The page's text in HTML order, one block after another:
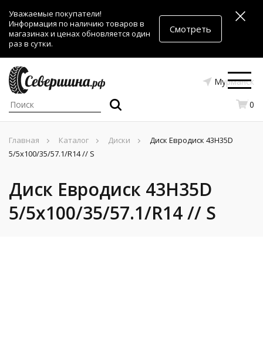
Уважаемые покупатели!
Информация по наличию товаров в
магазинах и ценах обновляется один
раз в сутки.
Смотреть
Мурманск
0
Главная Каталог Диски
Диск Евродиск 43H35D
5/5x100/35/57.1/R14 // S
Диск Евродиск 43H35D
5/5x100/35/57.1/R14 // S